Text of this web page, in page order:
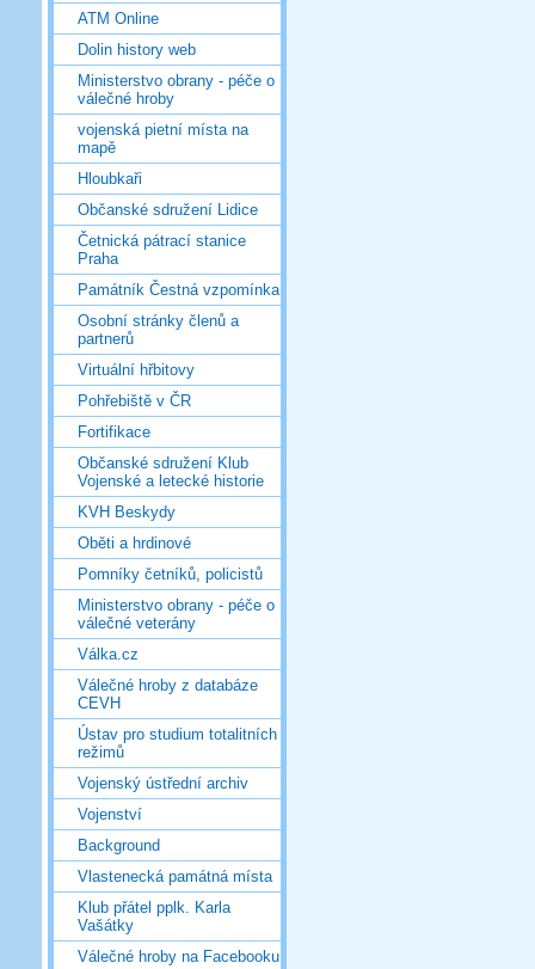
ATM Online
Dolin history web
Ministerstvo obrany - péče o
válečné hroby
vojenská pietní místa na
mapě
Hloubkaři
Občanské sdružení Lidice
Četnická pátrací stanice
Praha
Památník Čestná vzpomínka
Osobní stránky členů a
partnerů
Virtuální hřbitovy
Pohřebiště v ČR
Fortifikace
Občanské sdružení Klub
Vojenské a letecké historie
KVH Beskydy
Oběti a hrdinové
Pomníky četníků, policistů
Ministerstvo obrany - péče o
válečné veterány
Válka.cz
Válečné hroby z databáze
CEVH
Ústav pro studium totalitních
režimů
Vojenský ústřední archiv
Vojenství
Background
Vlastenecká památná místa
Klub přátel pplk. Karla
Vašátky
Válečné hroby na Facebooku